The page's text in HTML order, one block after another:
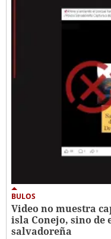
BULOS
Video no muestra
isla Conejo, sino de
salvadoreña